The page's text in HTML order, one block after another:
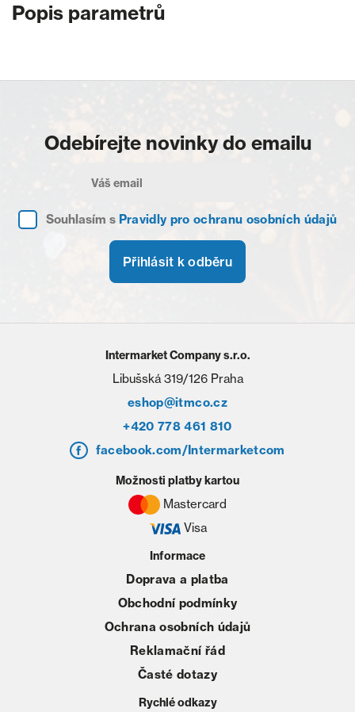
Popis parametrů
Odebírejte novinky do emailu
Souhlasím s Pravidly pro ochranu osobních údajů
Přihlásit k odběru
Intermarket Company s.r.o.
Libušská 319/126 Praha
eshop@itmco.cz
+420 778 461 810
facebook.com/Intermarketcom
Informace
Doprava a platba
Obchodní podmínky
Ochrana osobních údajů
Reklamační řád
Časté dotazy
Rychlé odkazy
Možnosti platby kartou
Mastercard
Visa